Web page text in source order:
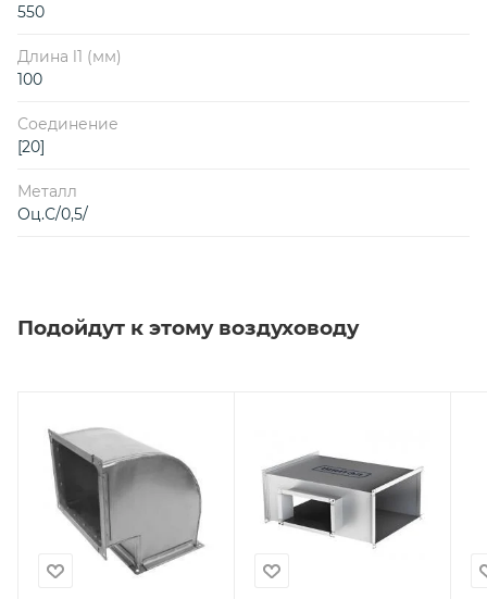
550
Длина l1 (мм)
100
Соединение
[20]
Металл
Оц.С/0,5/
Подойдут к этому воздуховоду